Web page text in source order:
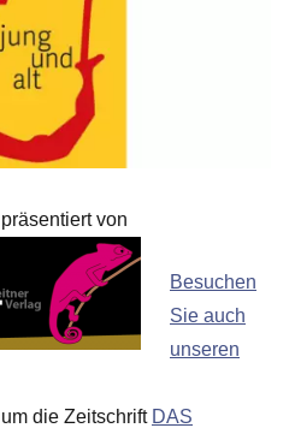
von
Besuchen
Sie auch
unseren
die Zeitschrift DAS